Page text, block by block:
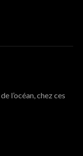
l’océan, chez ces